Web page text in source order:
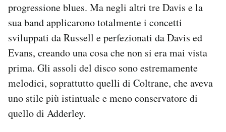
progressione blues. Ma negli altri tre Davis e la
sua band applicarono totalmente i concetti
sviluppati da Russell e perfezionati da Davis ed
Evans, creando una cosa che non si era mai vista
prima. Gli assoli del disco sono estremamente
melodici, soprattutto quelli di Coltrane, che aveva
uno stile più istintuale e meno conservatore di
quello di Adderley.